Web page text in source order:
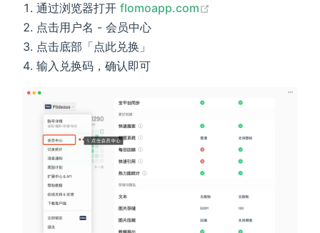
通过浏览器打开flomoapp.com
点击用户名 - 会员中心
点击底部「点此兑换」
输入兑换码，确认即可